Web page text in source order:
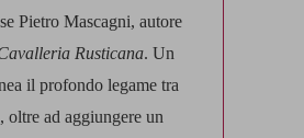
Pietro Mascagni, autore
Rusticana. Un
il profondo legame tra
ad aggiungere un